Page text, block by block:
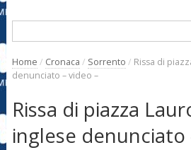
Home / Cronaca / Sorrento / Rissa di
denunciato – video –
Rissa di piazza
inglese denunciato